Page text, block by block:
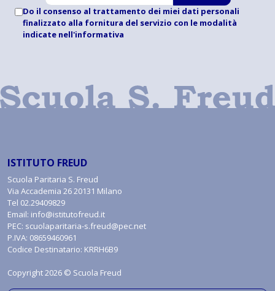
Do il consenso al trattamento dei miei dati personali
finalizzato alla fornitura del servizio con le modalità
indicate nell'informativa
ISTITUTO FREUD
Scuola Paritaria S. Freud
Via Accademia 26 20131 Milano
Tel 02.29409829
Email: info@istitutofreud.it
PEC: scuolaparitaria-s.freud@pec.net
P.IVA: 08659460961
Codice Destinatario: KRRH6B9
Copyright 2026 © Scuola Freud